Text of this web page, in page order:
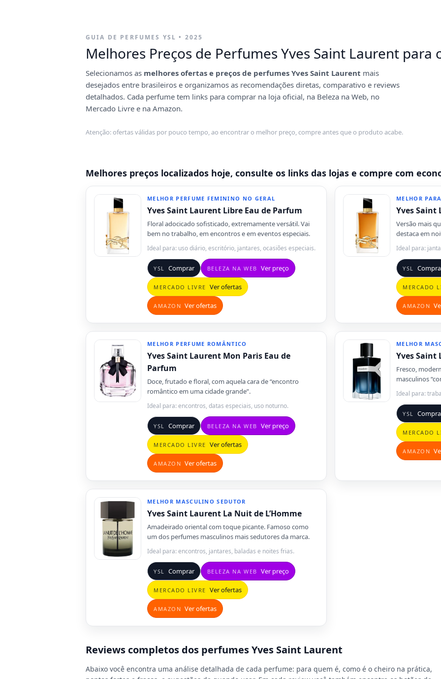
GUIA DE PERFUMES YSL • 2025
Melhores Preços de Perfumes Yves Saint Laurent para
Selecionamos as melhores ofertas e preços de perfumes Yves Saint Laurent mais
desejados entre brasileiros e organizamos as recomendações diretas, comparativo e reviews
detalhados. Cada perfume tem links para comprar na loja oficial, na Beleza na Web, no
Mercado Livre e na Amazon.
Atenção: ofertas válidas por pouco tempo, ao encontrar o melhor preço, compre antes que o produto acabe.
Melhores preços localizados hoje, consulte os links das lojas e compre com
MELHOR PERFUME FEMININO NO GERAL
Yves Saint Laurent Libre Eau de Parfum
Floral adocicado sofisticado, extremamente versátil. Vai
bem no trabalho, em encontros e em eventos especiais.
Ideal para: uso diário, escritório, jantares, ocasiões especiais.
YSL Comprar BELEZA NA WEB Ver preço
MERCADO LIVRE Ver ofertas
AMAZON Ver ofertas
MELHOR
Yves Saint
Versão mais
destaca em
Ideal para:
YSL
MERCADO
AMAZON
MELHOR PERFUME ROMÂNTICO
Yves Saint Laurent Mon Paris Eau de
Parfum
Doce, frutado e floral, com aquela cara de “encontro
romântico em uma cidade grande”.
Ideal para: encontros, datas especiais, uso noturno.
YSL Comprar BELEZA NA WEB Ver preço
MERCADO LIVRE Ver ofertas
AMAZON Ver ofertas
MELHOR
Yves Saint
Fresco,
masculinos
Ideal para:
YSL
MERCADO
AMAZON
MELHOR MASCULINO SEDUTOR
Yves Saint Laurent La Nuit de L’Homme
Amadeirado oriental com toque picante. Famoso como
um dos perfumes masculinos mais sedutores da marca.
Ideal para: encontros, jantares, baladas e noites frias.
YSL Comprar BELEZA NA WEB Ver preço
MERCADO LIVRE Ver ofertas
AMAZON Ver ofertas
Reviews completos dos perfumes Yves Saint Laurent
Abaixo você encontra uma análise detalhada de cada perfume: para quem é, como é o cheiro na prática,